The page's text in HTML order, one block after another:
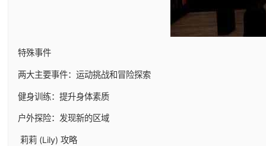
特殊事件
两大主要事件：运动挑战和冒险探索
健身训练：提升身体素质
户外探险：发现新的区域
莉莉 (Lily) 攻略